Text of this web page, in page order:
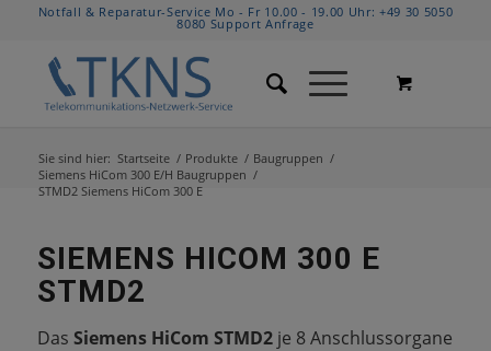
Notfall & Reparatur-Service Mo - Fr 10.00 - 19.00 Uhr:+49 30 5050
8080 Support Anfrage
Sie sind hier: Startseite / Produkte / Baugruppen /
Siemens HiCom 300 E/H Baugruppen /
STMD2 Siemens HiCom 300 E
SIEMENS HICOM 300 E
STMD2
Das Siemens HiCom STMD2je 8 Anschlussorgane